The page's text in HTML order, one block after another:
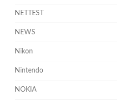
NETTEST
NEWS
Nikon
Nintendo
NOKIA